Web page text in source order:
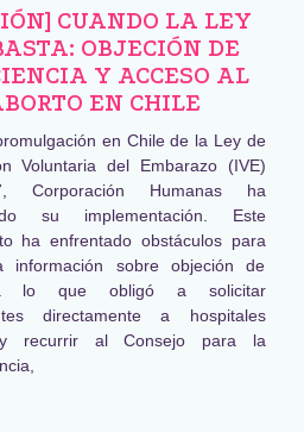
CUANDO LA LEY
OBJECIÓN DE
Y ACCESO AL
EN CHILE
en Chile de la Ley de
Voluntaria del Embarazo (IVE)
Corporación Humanas ha
su implementación. Este
ha enfrentado obstáculos para
información sobre objeción de
lo que obligó a solicitar
directamente a hospitales
recurrir al Consejo para la